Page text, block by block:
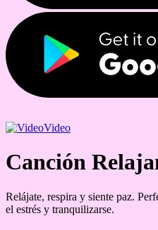
Video
Canción
Relájate, respira y siente paz.
el estrés y tranquilizarse.